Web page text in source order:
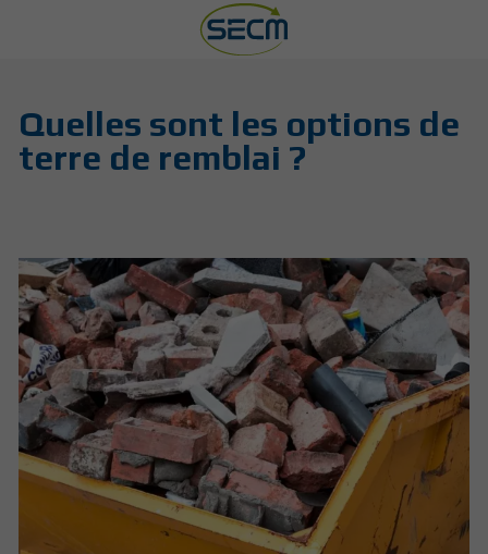
Quelles sont les options de
terre de remblai ?